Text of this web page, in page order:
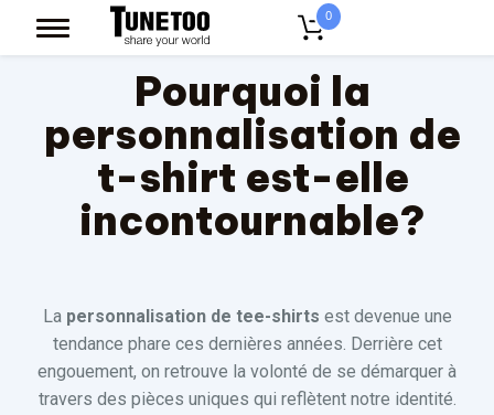
0
Pourquoi la
personnalisation de
t-shirt est-elle
incontournable?
La personnalisation de tee-shirts est devenue une
tendance phare ces dernières années. Derrière cet
engouement, on retrouve la volonté de se démarquer à
travers des pièces uniques qui reflètent notre identité.